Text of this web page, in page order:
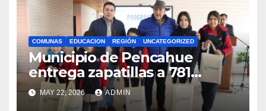
COMUNAS EDUCACION REGIÓN UNCATEGORIZED
Municipio de Pencahue
entrega zapatillas a 781
estudiantes con recursos del
Royalty Minero
MAY 22, 2026 ADMIN